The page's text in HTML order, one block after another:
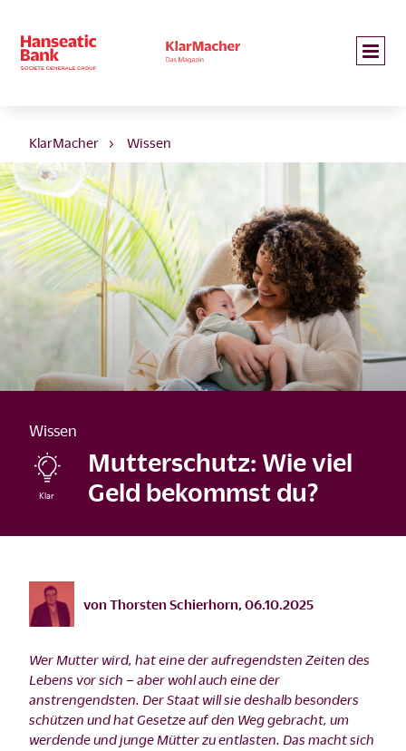
KlarMacher Wissen
Wissen
Mutterschutz: Wie viel
Geld bekommst du?
vonThorsten Schierhorn 06.10.2025
Wer Mutter wird, hat eine der aufregendsten Zeiten des
Lebens vor sich – aber wohl auch eine der
anstrengendsten. Der Staat will sie deshalb besonders
schützen und hat Gesetze auf den Weg gebracht, um
werdende und junge Mütter zu entlasten. Das macht sich